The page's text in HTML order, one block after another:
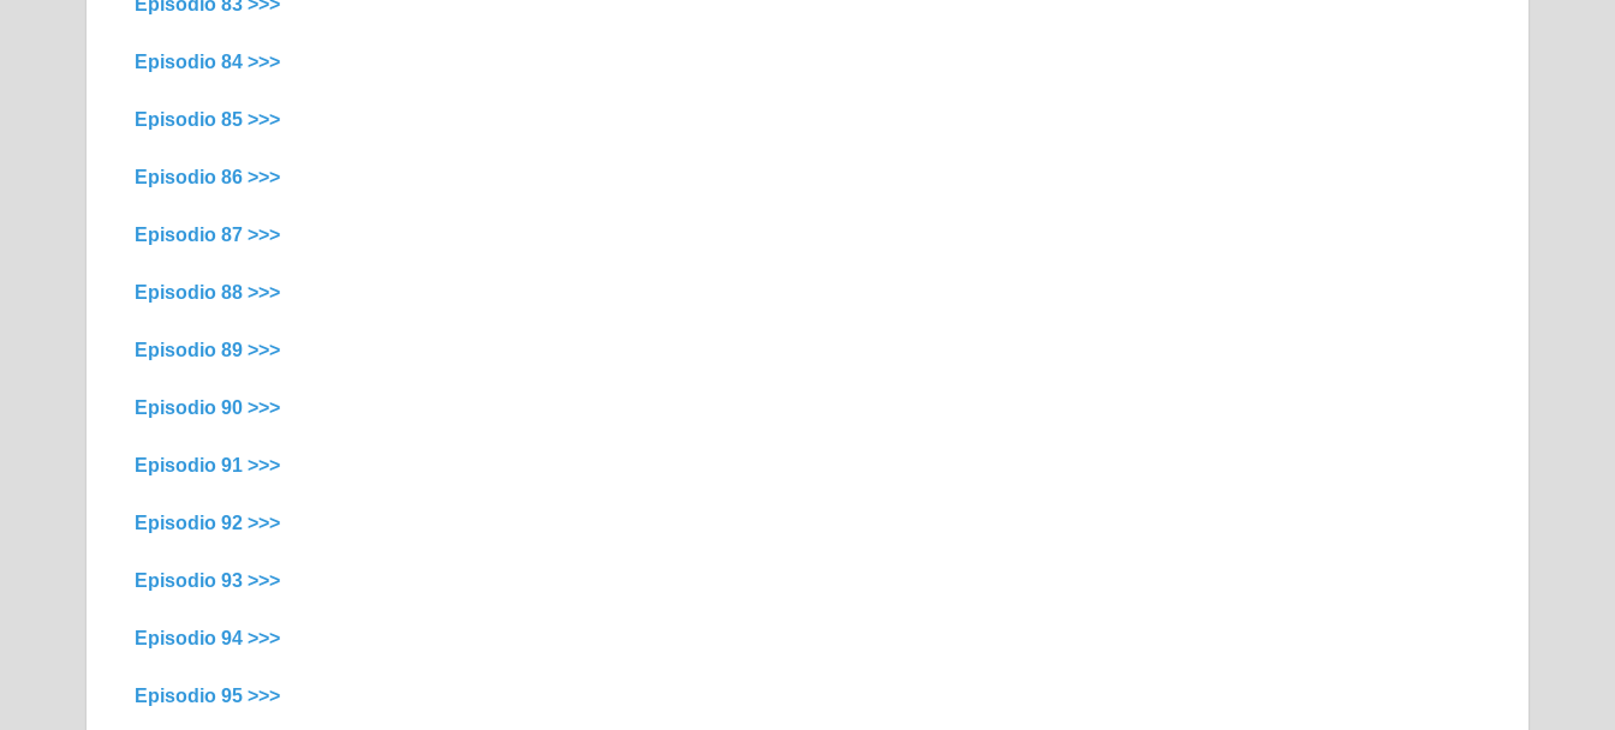
Episodio 84 >>>
Episodio 85 >>>
Episodio 86 >>>
Episodio 87 >>>
Episodio 88 >>>
Episodio 89 >>>
Episodio 90 >>>
Episodio 91 >>>
Episodio 92 >>>
Episodio 93 >>>
Episodio 94 >>>
Episodio 95 >>>